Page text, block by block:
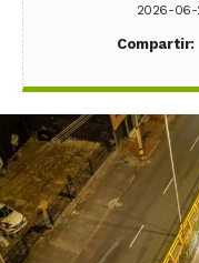
2026-06-
Compartir: